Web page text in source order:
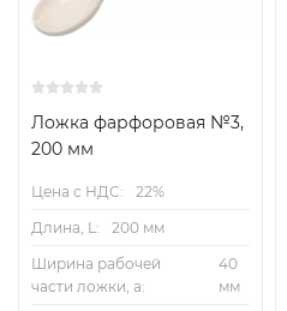
Ложка фарфоровая №3,
200 мм
Цена с НДС:
22%
Длина, L:
200 мм
Ширина рабочей
части ложки, a:
40
мм